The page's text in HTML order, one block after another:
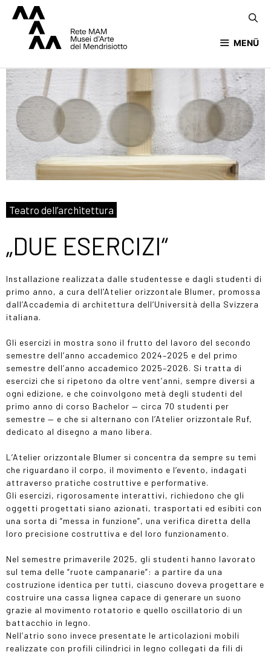
MENÜ
Teatro dell’architettura
„DUE ESERCIZI“
Installazione realizzata dalle studentesse e dagli studenti di
primo anno, a cura dell’Atelier orizzontale Blumer, promossa
dall’Accademia di architettura dell’Università della Svizzera
italiana.
Gli esercizi in mostra sono il frutto del lavoro del secondo
semestre dell’anno accademico 2024–2025 e del primo
semestre dell’anno accademico 2025–2026. Si tratta di
esercizi che si ripetono da oltre vent’anni, sempre diversi a
ogni edizione, e che coinvolgono metà degli studenti del
primo anno di corso Bachelor — circa 70 studenti per
semestre — e che si alternano con l’Atelier orizzontale Ruf,
dedicato al disegno a mano libera.
L’Atelier orizzontale Blumer si concentra da sempre su temi
che riguardano il corpo, il movimento e l’evento, indagati
attraverso pratiche costruttive e performative.
Gli esercizi, rigorosamente interattivi, richiedono che gli
oggetti progettati siano azionati, trasportati ed esibiti con
una sorta di “messa in funzione”, una verifica diretta della
loro precisione costruttiva e del loro funzionamento.
Nel semestre primaverile 2025, gli studenti hanno lavorato
sul tema delle “ruote campanarie”: a partire da una
costruzione identica per tutti, ciascuno doveva progettare e
costruire una cassa lignea capace di generare un suono
grazie al movimento rotatorio e quello oscillatorio di un
battacchio in legno.
Nell’atrio sono invece presentate le articolazioni mobili
realizzate con profili cilindrici in legno collegati da fili di